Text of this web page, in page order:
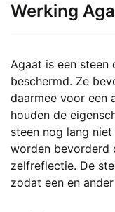
Werking
Agaat is een steen
beschermd. Ze
daarmee voor een
houden de
steen nog lang
worden bevorderd
zelfreflectie. De
zodat een en